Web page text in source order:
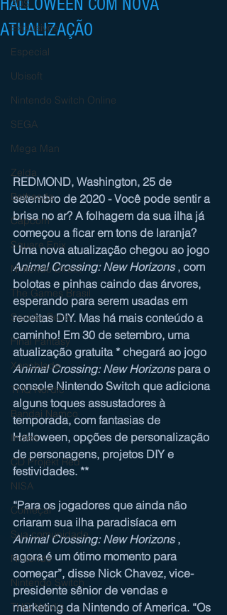
3DS
Exclusivos
Especial
Ubisoft
Nintendo Switch Online
SEGA
Mega Man
Zelda
Bethesda
Capcom
Square Enix
Nintendo Direct
The Games Brasil
Sessão Retro
Final Fantasy
Xenoblade
THQ Nordic
Bandai Namco
Indies
CD Projekt Red
NISA
Começar
Sua comunidade
Nintendo
Nintendo Switch
THQ Nordic
HALLOWEEN COM NOVA
ATUALIZAÇÃO
REDMOND, Washington, 25 de
setembro de 2020 - Você pode sentir a
brisa no ar? A folhagem da sua ilha já
começou a ficar em tons de laranja?
Uma nova atualização chegou ao jogo
Animal Crossing: New Horizons , com
bolotas e pinhas caindo das árvores,
esperando para serem usadas em
receitas DIY. Mas há mais conteúdo a
caminho! Em 30 de setembro, uma
atualização gratuita * chegará ao jogo
Animal Crossing: New Horizons para o
console Nintendo Switch que adiciona
alguns toques assustadores à
temporada, com fantasias de
Halloween, opções de personalização
de personagens, projetos DIY e
festividades. **
“Para os jogadores que ainda não
criaram sua ilha paradisíaca em
Animal Crossing: New Horizons ,
agora é um ótimo momento para
começar”, disse Nick Chavez, vice-
presidente sênior de vendas e
marketing da Nintendo of America. “Os